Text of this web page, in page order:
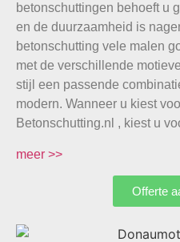
betonschuttingen behoeft u
en de duurzaamheid is
betonschutting vele malen
met de verschillende
stijl een passende
modern. Wanneer u kiest
Betonschutting.nl , kiest u
meer >>
Offerte